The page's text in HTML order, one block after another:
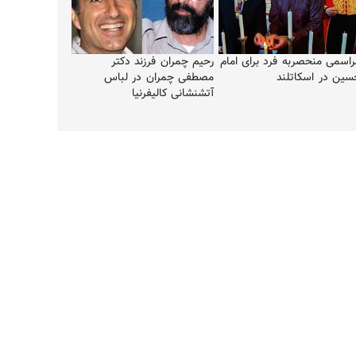
رحیم چمران فرزند دکتر
مصطفی چمران در لباس
آتشنشانی کالیفرنیا
منحصربه‌ فرد برای امام
در اسکاتلند